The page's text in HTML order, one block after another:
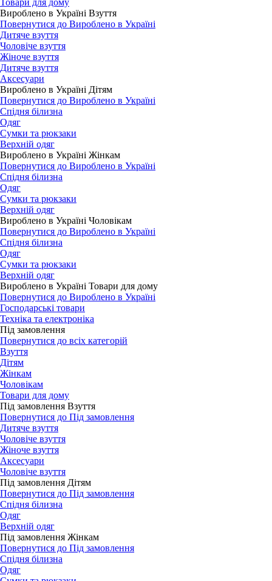
Товари для дому
Вироблено в Україні Взуття
Повернутися до Вироблено в Україні
Дитяче взуття
Чоловіче взуття
Жіноче взуття
Дитяче взуття
Аксесуари
Вироблено в Україні Дітям
Повернутися до Вироблено в Україні
Спідня білизна
Одяг
Сумки та рюкзаки
Верхній одяг
Вироблено в Україні Жінкам
Повернутися до Вироблено в Україні
Спідня білизна
Одяг
Сумки та рюкзаки
Верхній одяг
Вироблено в Україні Чоловікам
Повернутися до Вироблено в Україні
Спідня білизна
Одяг
Сумки та рюкзаки
Верхній одяг
Вироблено в Україні Товари для дому
Повернутися до Вироблено в Україні
Господарські товари
Техніка та електроніка
Під замовлення
Повернутися до всіх категорій
Взуття
Дітям
Жінкам
Чоловікам
Товари для дому
Під замовлення Взуття
Повернутися до Під замовлення
Дитяче взуття
Чоловіче взуття
Жіноче взуття
Аксесуари
Чоловіче взуття
Під замовлення Дітям
Повернутися до Під замовлення
Спідня білизна
Одяг
Верхній одяг
Під замовлення Жінкам
Повернутися до Під замовлення
Спідня білизна
Одяг